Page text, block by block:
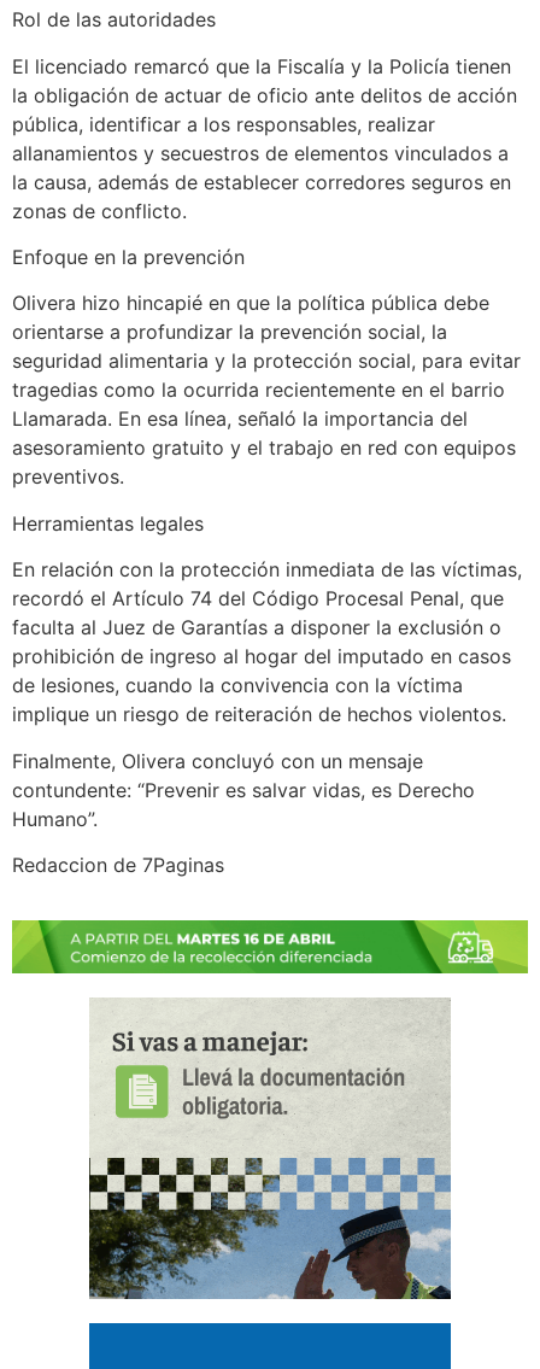
Rol de las autoridades
El licenciado remarcó que la Fiscalía y la Policía tienen
la obligación de actuar de oficio ante delitos de acción
pública, identificar a los responsables, realizar
allanamientos y secuestros de elementos vinculados a
la causa, además de establecer corredores seguros en
zonas de conflicto.
Enfoque en la prevención
Olivera hizo hincapié en que la política pública debe
orientarse a profundizar la prevención social, la
seguridad alimentaria y la protección social, para evitar
tragedias como la ocurrida recientemente en el barrio
Llamarada. En esa línea, señaló la importancia del
asesoramiento gratuito y el trabajo en red con equipos
preventivos.
Herramientas legales
En relación con la protección inmediata de las víctimas,
recordó el Artículo 74 del Código Procesal Penal, que
faculta al Juez de Garantías a disponer la exclusión o
prohibición de ingreso al hogar del imputado en casos
de lesiones, cuando la convivencia con la víctima
implique un riesgo de reiteración de hechos violentos.
Finalmente, Olivera concluyó con un mensaje
contundente: “Prevenir es salvar vidas, es Derecho
Humano”.
Redaccion de 7Paginas